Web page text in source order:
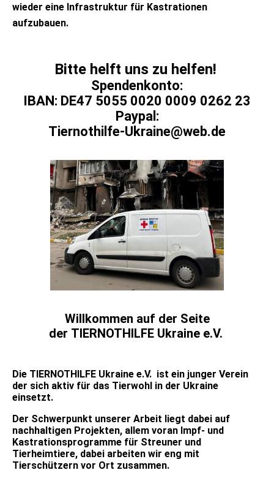
wieder eine Infrastruktur für Kastrationen
aufzubauen.
Bitte helft uns zu helfen!
Spendenkonto:
IBAN: DE47 5055 0020 0009 0262 23
Paypal:
Tiernothilfe-Ukraine@web.de
Willkommen auf der Seite
der TIERNOTHILFE Ukraine e.V.
Die TIERNOTHILFE Ukraine e.V. ist ein junger Verein
der sich aktiv für das Tierwohl in der Ukraine
einsetzt.
Der Schwerpunkt unserer Arbeit liegt dabei auf
nachhaltigen Projekten, allem voran Impf- und
Kastrationsprogramme für Streuner und
Tierheimtiere, dabei arbeiten wir eng mit
Tierschützern vor Ort zusammen.